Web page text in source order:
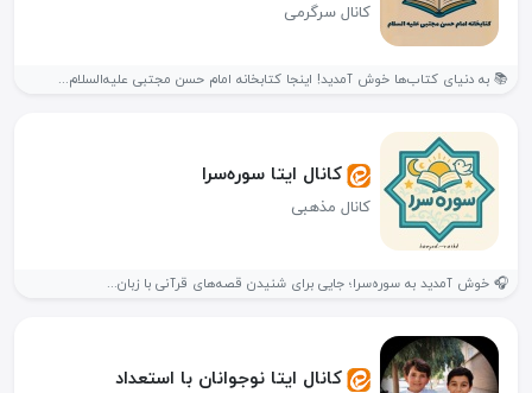
کانال سرگرمی
📚 به دنیای کتاب‌ها خوش آمدید! اینجا کتابخانه امام حسن مجتبی علیه‌السلام...
کانال ایتا سوره‌سرا
کانال مذهبی
🎧 خوش آمدید به سوره‌سرا؛ جایی برای شنیدن قصه‌های قرآنی با زبان...
کانال ایتا نوجوانان با استعداد